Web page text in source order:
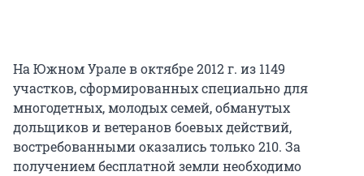
На Южном Урале в октябре 2012 г. из 1149
участков, сформированных специально для
многодетных, молодых семей, обманутых
дольщиков и ветеранов боевых действий,
востребованными оказались только 210. За
получением бесплатной земли необходимо